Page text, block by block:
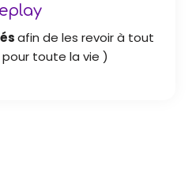
afin de les revoir à tout
toute la vie )